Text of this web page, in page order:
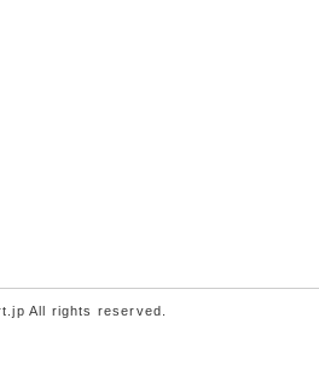
All rights reserved.